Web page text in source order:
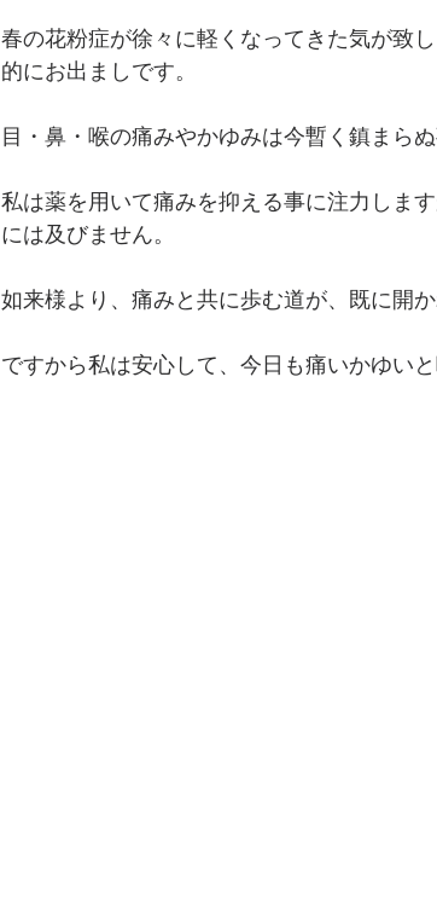
春の花粉症が徐々に軽くなってきた気が致
的にお出ましです。
目・鼻・喉の痛みやかゆみは今暫く鎮まらぬ
私は薬を用いて痛みを抑える事に注力しま
には及びません。
如来様より、痛みと共に歩む道が、既に開か
ですから私は安心して、今日も痛いかゆい